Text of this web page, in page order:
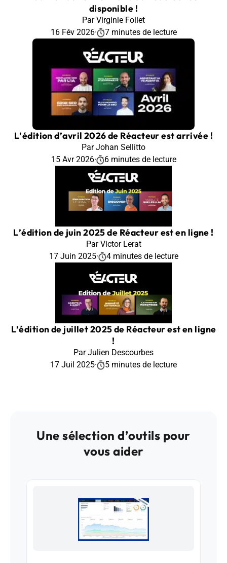
disponible !
Par Virginie Follet
16 Fév 2026· 7 minutes de lecture
L’édition d’avril 2026 de Réacteur est arrivée !
Par Johan Sellitto
15 Avr 2026· 6 minutes de lecture
L’édition de juin 2025 de Réacteur est en ligne !
Par Victor Lerat
17 Juin 2025· 4 minutes de lecture
L’édition de juillet 2025 de Réacteur est en ligne
!
Par Julien Descourbes
17 Juil 2025· 5 minutes de lecture
Une sélection d’outils pour
vous aider